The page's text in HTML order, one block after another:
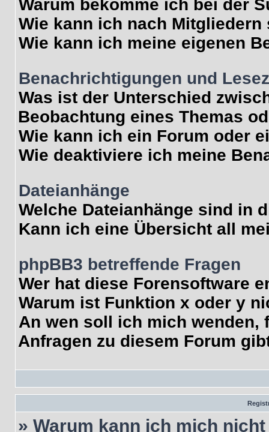
Warum bekomme ich bei der
Wie kann ich nach Mitgliedern
Wie kann ich meine eigenen
Benachrichtigungen und
Was ist der Unterschied
Beobachtung eines Themas
Wie kann ich ein Forum oder
Wie deaktiviere ich meine
Dateianhänge
Welche Dateianhänge sind in
Kann ich eine Übersicht all
phpBB3 betreffende Fragen
Wer hat diese Forensoftware
Warum ist Funktion x oder y
An wen soll ich mich
Anfragen zu diesem Forum
» Warum kann ich mich